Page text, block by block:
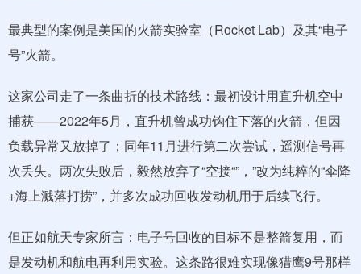
最典型的案例是美国的火箭实验室（Rocket Lab）及其“电子
号”火箭。
这家公司走了一条曲折的技术路线：最初设计用直升机空中
捕获——2022年5月，直升机曾成功钩住下落的火箭，但因
负载异常又放掉了；同年11月进行第二次尝试，遥测信号再
次丢失。两次失败后，毅然放弃了“空接“”，”改为纯粹的“伞降
+海上溅落打捞”，并多次成功回收发动机用于后续飞行。
但正如航天专家所言：电子号回收的目标不是整箭复用，而
是发动机和航电再利用实验。这条路很难实现像猎鹰9号那样